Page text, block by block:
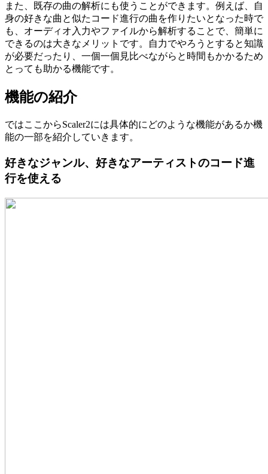
また、既存の曲の解析にも使うことができます。例えば、自
身の好きな曲と似たコード進行の曲を作りたいとなった時で
も、オーディオ入力やファイルから解析することで、簡単に
できるのは大きなメリットです。自力でやろうとすると知識
が必要だったり、一個一個見比べながらと時間もかかるため
とっても助かる機能です。
機能の紹介
ではここからScaler2には具体的にどのような機能があるか機
能の一部を紹介していきます。
好きなジャンル、好きなアーティストのコード進
行を使える